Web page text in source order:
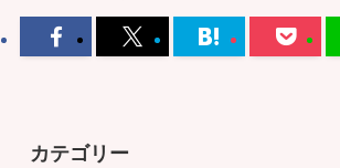
カテゴリー